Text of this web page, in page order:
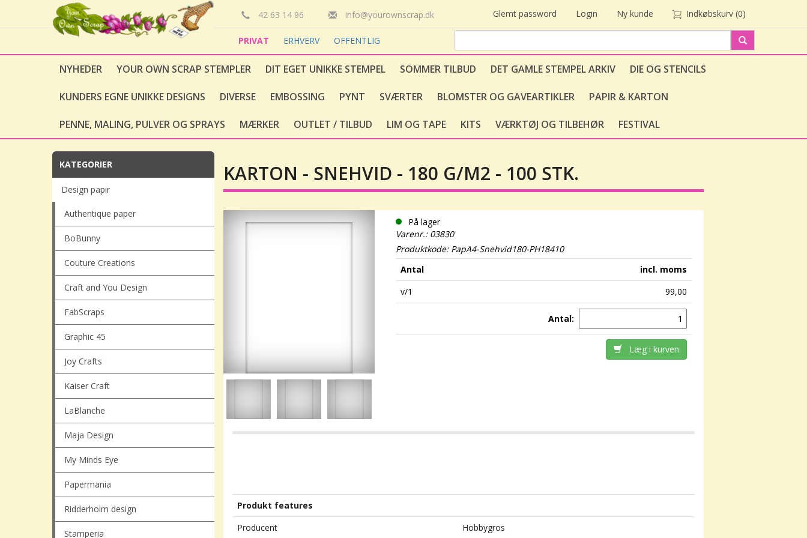
42 63 14 96 info@yourownscrap.dk Glemt password Login Ny kunde Indkøbskurv (0)
PRIVAT ERHVERV OFFENTLIG
NYHEDER YOUR OWN SCRAP STEMPLER DIT EGET UNIKKE STEMPEL SOMMER TILBUD DET GAMLE STEMPEL ARKIV DIE OG STENCILS
KUNDERS EGNE UNIKKE DESIGNS DIVERSE EMBOSSING PYNT SVÆRTER BLOMSTER OG GAVEARTIKLER PAPIR & KARTON
PENNE, MALING, PULVER OG SPRAYS MÆRKER OUTLET / TILBUD LIM OG TAPE KITS VÆRKTØJ OG TILBEHØR FESTIVAL
KATEGORIER
Design papir
Authentique paper
BoBunny
Couture Creations
Craft and You Design
FabScraps
Graphic 45
Joy Crafts
Kaiser Craft
LaBlanche
Maja Design
My Minds Eye
Papermania
Ridderholm design
Stamperia
KARTON - SNEHVID - 180 G/M2 - 100 STK.
På lager
Varenr.: 03830
Produktkode: PapA4-Snehvid180-PH18410
Antal
incl. moms
v/1
99,00
Antal:
Læg i kurven
Produkt features
Producent
Hobbygros